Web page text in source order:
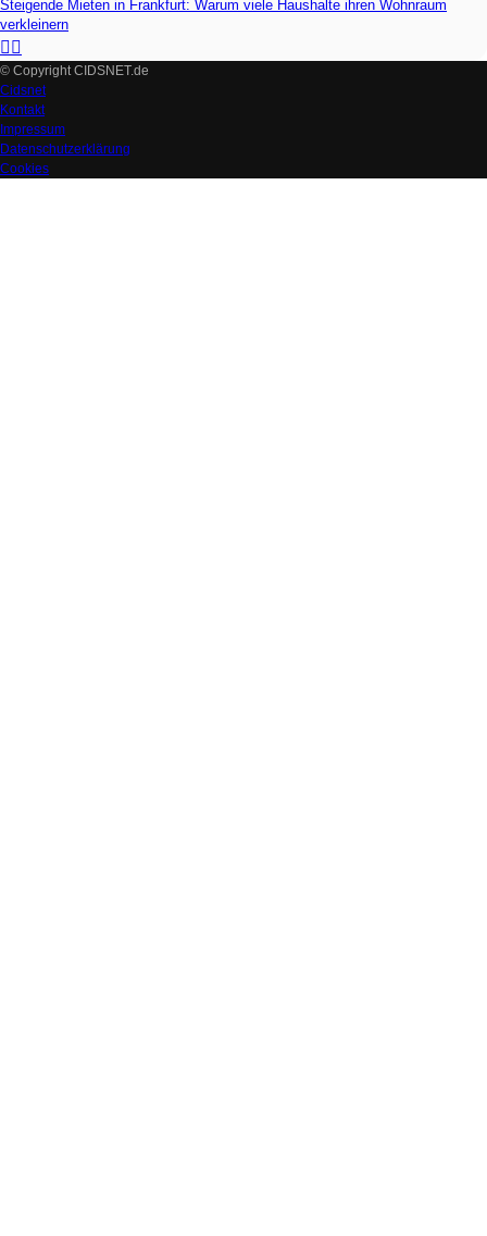
Steigende Mieten in Frankfurt: Warum viele Haushalte ihren Wohnraum
verkleinern
© Copyright CIDSNET.de
Cidsnet
Kontakt
Impressum
Datenschutzerklärung
Cookies